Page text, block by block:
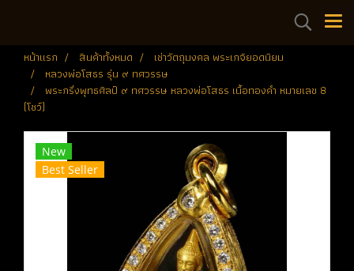
หน้าแรก สินค้าทั้งหมด
เช่าวัตถุมงคล พระเกจิยอดนิยม
หลวงพ่อโสธร รุ่น ๙ ทศวรรษ
พระกริ่งพุทธศิลป์ ๙ ทศวรรษ หลวงพ่อโสธร เนื้อทองคำ หมายเลข 8
(โชว์)
New
Best Seller